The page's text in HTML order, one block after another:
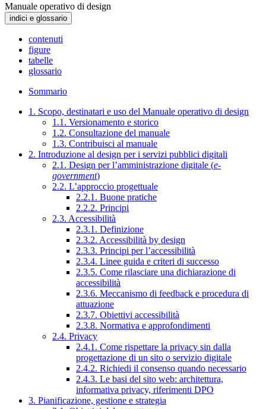
Manuale operativo di design
indici e glossario
contenuti
figure
tabelle
glossario
Sommario
1. Scopo, destinatari e uso del Manuale operativo di design
1.1. Versionamento e storico
1.2. Consultazione del manuale
1.3. Contribuisci al manuale
2. Introduzione al design per i servizi pubblici digitali
2.1. Design per l’amministrazione digitale (e-
government)
2.2. L’approccio progettuale
2.2.1. Buone pratiche
2.2.2. Principi
2.3. Accessibilità
2.3.1. Definizione
2.3.2. Accessibilità by design
2.3.3. Principi per l’accessibilità
2.3.4. Linee guida e criteri di successo
2.3.5. Come rilasciare una dichiarazione di
accessibilità
2.3.6. Meccanismo di feedback e procedura di
attuazione
2.3.7. Obiettivi accessibilità
2.3.8. Normativa e approfondimenti
2.4. Privacy
2.4.1. Come rispettare la privacy sin dalla
progettazione di un sito o servizio digitale
2.4.2. Richiedi il consenso quando necessario
2.4.3. Le basi del sito web: architettura,
informativa privacy, riferimenti DPO
3. Pianificazione, gestione e strategia